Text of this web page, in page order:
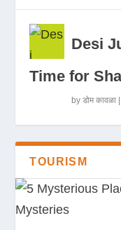
Desi
Time for
byडोम कावळा
TOURISM